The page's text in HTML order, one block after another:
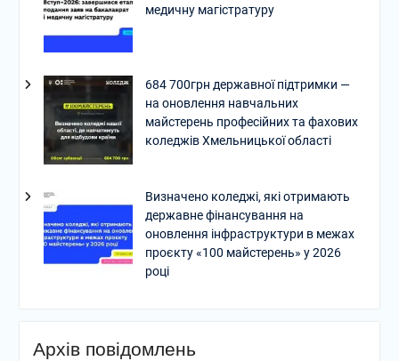
медичну магістратуру
684 700грн державної підтримки —
на оновлення навчальних
майстерень професійних та фахових
коледжів Хмельницької області
Визначено коледжі, які отримають
державне фінансування на
оновлення інфраструктури в межах
проєкту «100 майстерень» у 2026
році
Архів повідомлень